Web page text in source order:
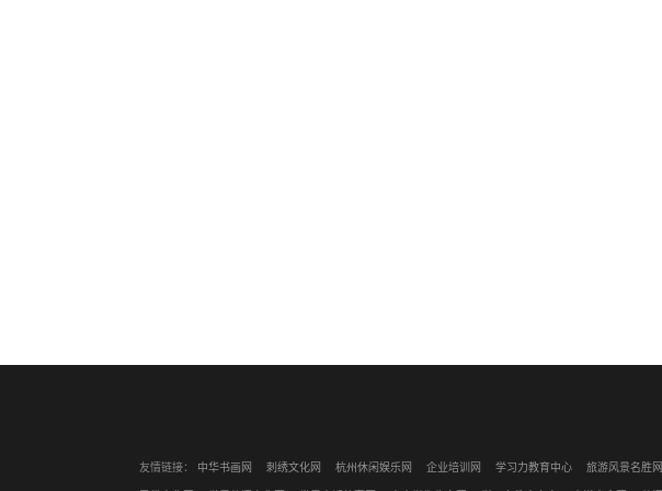
友情链接： 中华书画网 刺绣文化网 杭州休闲娱乐网 企业培训网 学习力教育中心 旅游风景名胜网